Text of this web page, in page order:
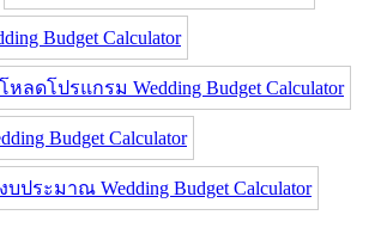
Budget Calculator
หลดโปรแกรม Wedding Budget Calculator
Budget Calculator
ระมาณ Wedding Budget Calculator